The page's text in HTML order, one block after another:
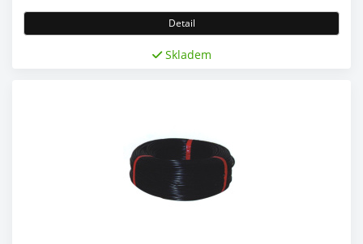
Detail
Skladem